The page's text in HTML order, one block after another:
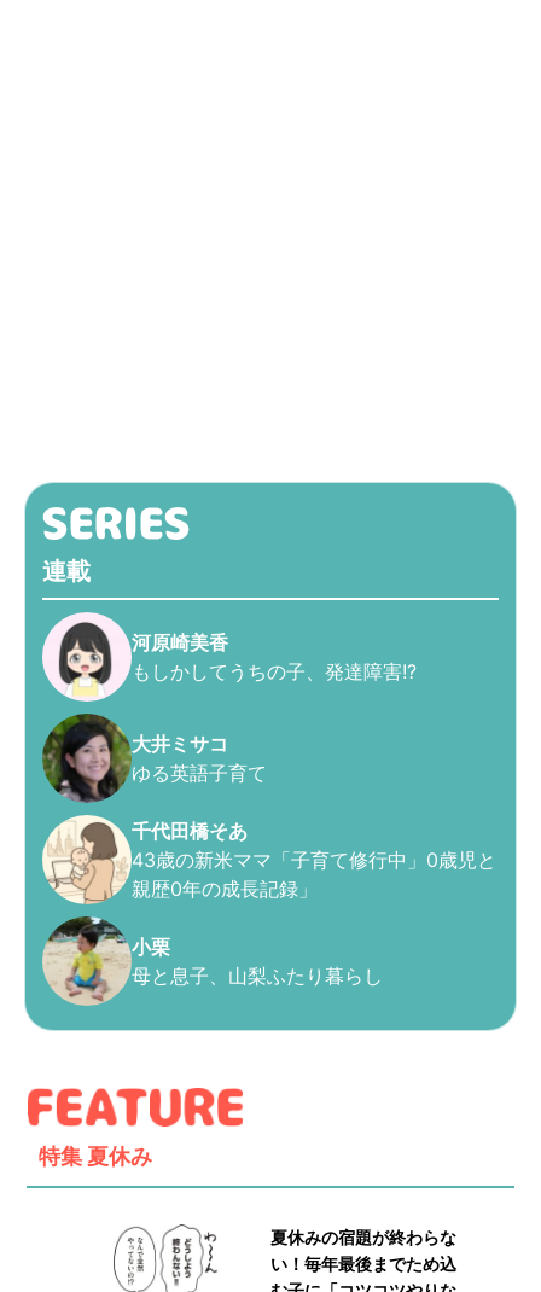
連載
河原崎美香
もしかしてうちの子、発達障害!?
大井ミサコ
ゆる英語子育て
千代田橋そあ
43歳の新米ママ「子育て修行中」0歳児と
親歴0年の成長記録」
小栗
母と息子、山梨ふたり暮らし
特集 夏休み
夏休みの宿題が終わらな
い！毎年最後までため込